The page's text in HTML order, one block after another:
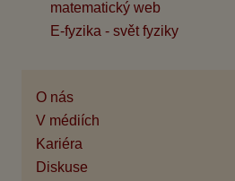
matematický web
E-fyzika - svět fyziky
O nás
V médiích
Kariéra
Diskuse